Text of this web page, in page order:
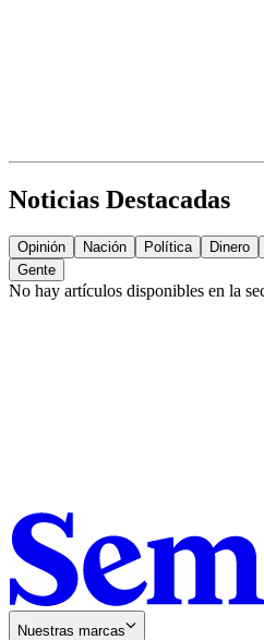
Noticias Destacadas
Opinión Nación Política Dinero
Gente
No hay artículos disponibles en la
Nuestras marcas